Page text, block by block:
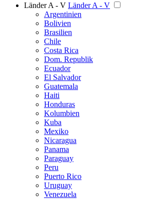
Länder A - V Länder A - V
Argentinien
Bolivien
Brasilien
Chile
Costa Rica
Dom. Republik
Ecuador
El Salvador
Guatemala
Haiti
Honduras
Kolumbien
Kuba
Mexiko
Nicaragua
Panama
Paraguay
Peru
Puerto Rico
Uruguay
Venezuela